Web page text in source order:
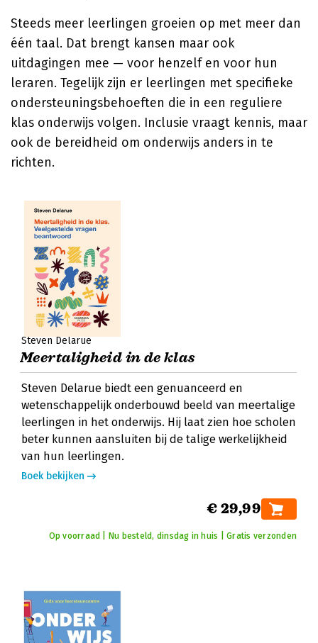
Steeds meer leerlingen groeien op met meer dan
één taal. Dat brengt kansen maar ook
uitdagingen mee — voor henzelf en voor hun
leraren. Tegelijk zijn er leerlingen met specifieke
ondersteuningsbehoeften die in een reguliere
klas onderwijs volgen. Inclusie vraagt kennis, maar
ook de bereidheid om onderwijs anders in te
richten.
Steven Delarue
Meertaligheid in de klas
Steven Delarue biedt een genuanceerd en
wetenschappelijk onderbouwd beeld van meertalige
leerlingen in het onderwijs. Hij laat zien hoe scholen
beter kunnen aansluiten bij de talige werkelijkheid
van hun leerlingen.
Boek bekijken
€ 29,99
Op voorraad | Nu besteld, dinsdag in huis | Gratis verzonden